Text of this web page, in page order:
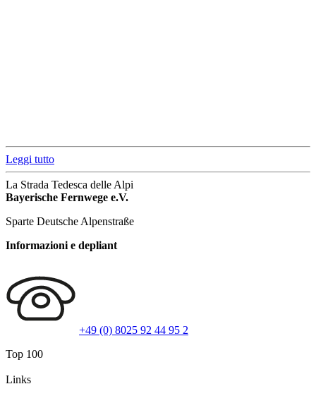
Leggi tutto
La Strada Tedesca delle Alpi
Bayerische Fernwege e.V.
Sparte Deutsche Alpenstraße
Informazioni e depliant
+49 (0) 8025 92 44 95 2
Top 100
Links